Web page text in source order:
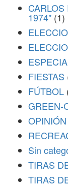
1974" (1)
FIESTAS
FÚTBOL
GREEN-
OPINIÓN
Sin
TIRAS
TIRAS